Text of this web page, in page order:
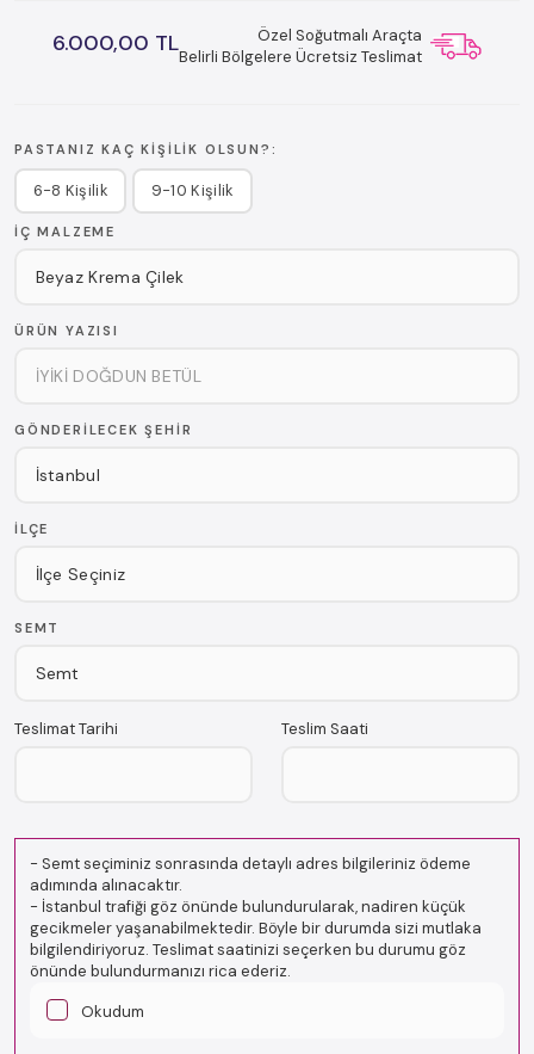
6.000,00 TL
Özel Soğutmalı Araçta
Belirli Bölgelere Ücretsiz Teslimat
PASTANIZ KAÇ KIŞILIK OLSUN?:
6-8 Kişilik 9-10 Kişilik
İÇ MALZEME
ÜRÜN YAZISI
GÖNDERILECEK ŞEHIR
İLÇE
SEMT
Teslimat Tarihi Teslim Saati
- Semt seçiminiz sonrasında detaylı adres bilgileriniz ödeme
adımında alınacaktır.
- İstanbul trafiği göz önünde bulundurularak, nadiren küçük
gecikmeler yaşanabilmektedir. Böyle bir durumda sizi mutlaka
bilgilendiriyoruz. Teslimat saatinizi seçerken bu durumu göz
önünde bulundurmanızı rica ederiz.
Okudum